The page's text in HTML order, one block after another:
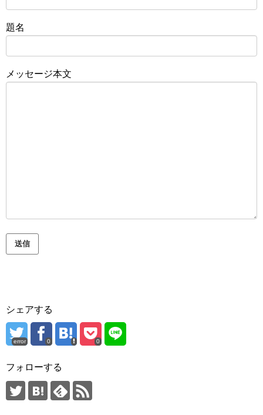
題名
メッセージ本文
シェアする
error 0 0
フォローする